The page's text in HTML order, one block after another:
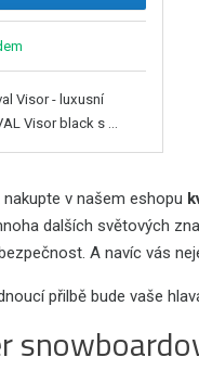
Visor - luxusní
Visor black s ...
v našem eshopu
dalších světových
A navíc vás
přilbě bude vaše